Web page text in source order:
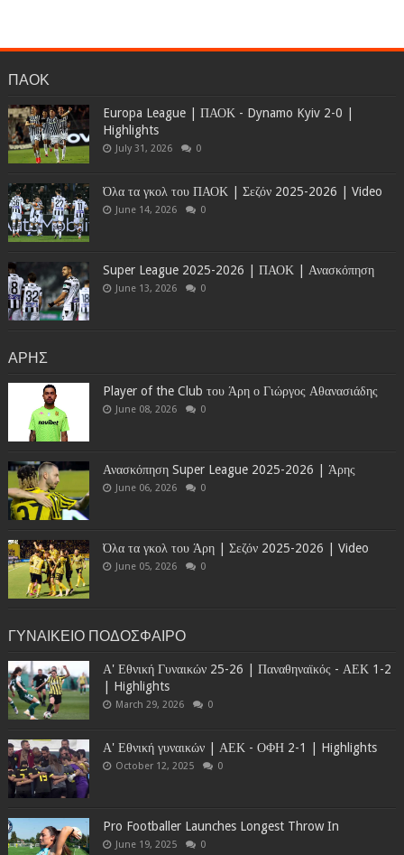
ΠΑΟΚ
Europa League | ΠΑΟΚ - Dynamo Kyiv 2-0 |
Highlights
July 31, 2026 0
Όλα τα γκολ του ΠΑΟΚ | Σεζόν 2025-2026 | Video
June 14, 2026 0
Super League 2025-2026 | ΠΑΟΚ | Ανασκόπηση
June 13, 2026 0
ΑΡΗΣ
Player of the Club του Άρη ο Γιώργος Αθανασιάδης
June 08, 2026 0
Ανασκόπηση Super League 2025-2026 | Άρης
June 06, 2026 0
Όλα τα γκολ του Άρη | Σεζόν 2025-2026 | Video
June 05, 2026 0
ΓΥΝΑΙΚΕΙΟ ΠΟΔΟΣΦΑΙΡΟ
Α' Εθνική Γυναικών 25-26 | Παναθηναϊκός - ΑΕΚ 1-2
| Highlights
March 29, 2026 0
Α' Εθνική γυναικών | ΑΕΚ - ΟΦΗ 2-1 | Highlights
October 12, 2025 0
Pro Footballer Launches Longest Throw In
June 19, 2025 0